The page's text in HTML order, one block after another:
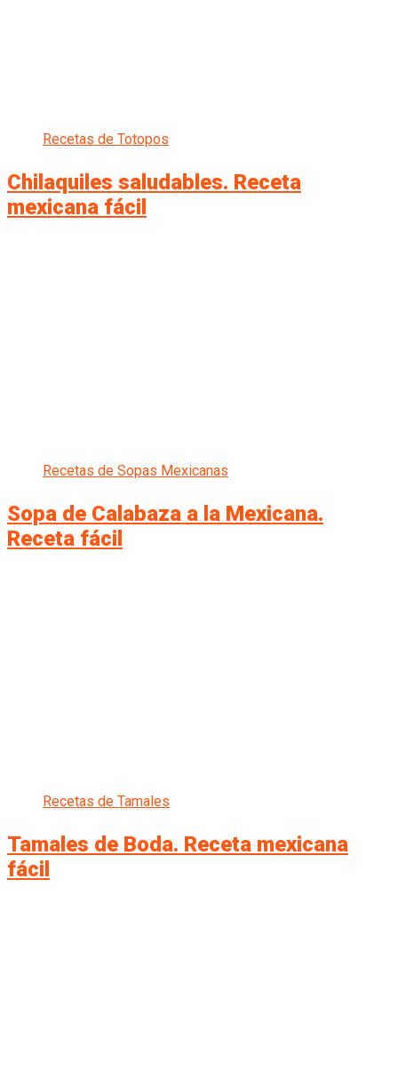
Recetas de Totopos
Chilaquiles saludables. Receta
mexicana fácil
Recetas de Sopas Mexicanas
Sopa de Calabaza a la Mexicana.
Receta fácil
Recetas de Tamales
Tamales de Boda. Receta mexicana
fácil